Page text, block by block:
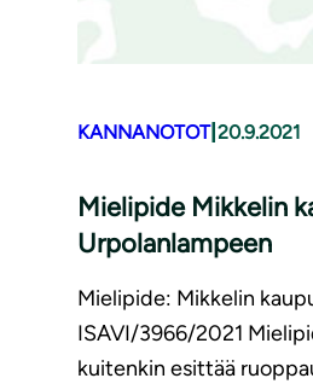
KANNANOTOT| 20.9.2021
Mielipide Mikkelin
Urpolanlampeen
Mielipide: Mikkelin
ISAVI/3966/2021
kuitenkin esittää